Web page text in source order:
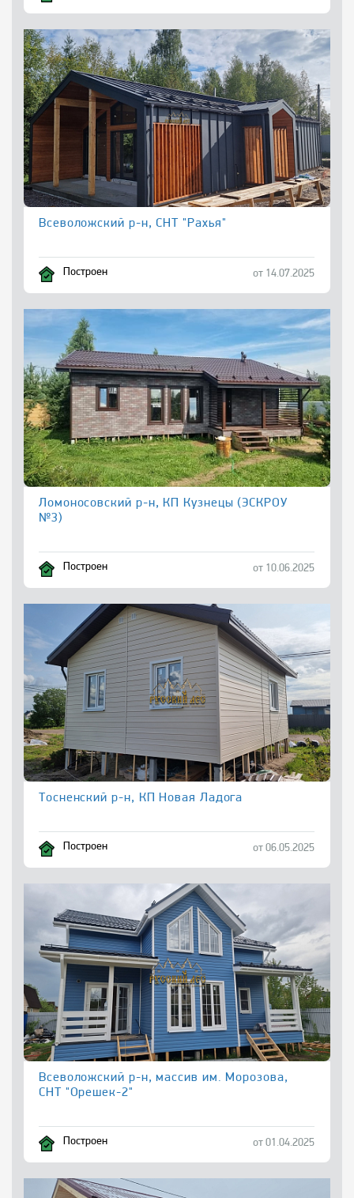
Всеволожский р-н, СНТ "Рахья"
Построен от 14.07.2025
Ломоносовский р-н, КП Кузнецы (ЭСКРОУ
№3)
Построен от 10.06.2025
Тосненский р-н, КП Новая Ладога
Построен от 06.05.2025
Всеволожский р-н, массив им. Морозова,
СНТ "Орешек-2"
Построен от 01.04.2025